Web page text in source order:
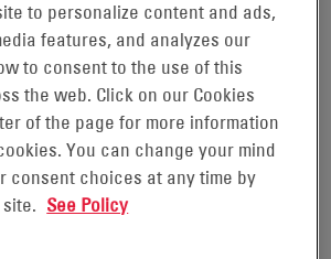
(Valve Regulated Lead Acid,
régulées par soupape) Genesis
ont été conçues pour offrir
destinées aux marchés
to personalize content and ads,
features, and analyzes our
to consent to the use of this
the web. Click on our Cookies
of the page for more information
You can change your mind
consent choices at any time by
See Policy